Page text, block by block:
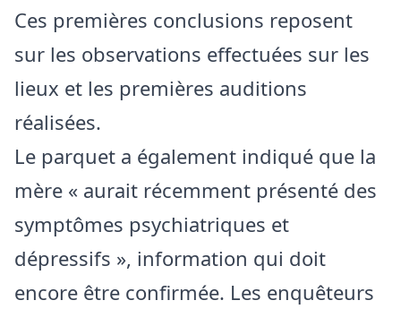
Ces premières conclusions reposent
sur les observations effectuées sur les
lieux et les premières auditions
réalisées.
Le parquet a également indiqué que la
mère « aurait récemment présenté des
symptômes psychiatriques et
dépressifs », information qui doit
encore être confirmée. Les enquêteurs